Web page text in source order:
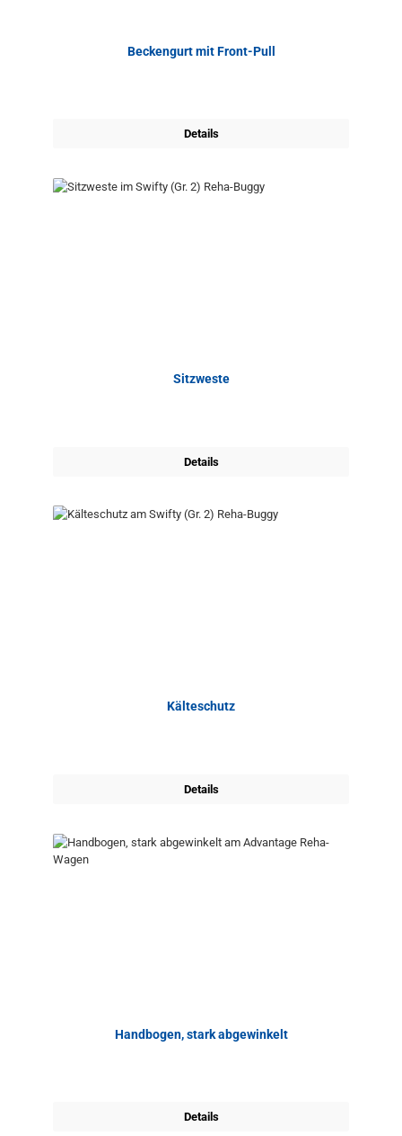
Beckengurt mit Front-Pull
Details
Sitzweste
Details
Kälteschutz
Details
Handbogen, stark abgewinkelt
Details